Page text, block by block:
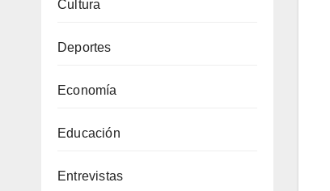
Cultura
Deportes
Economía
Educación
Entrevistas